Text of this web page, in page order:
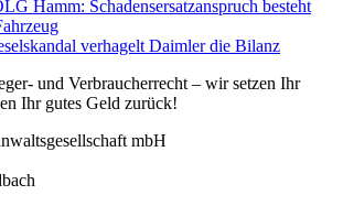
Hamm: Schadensersatzanspruch besteht
verhagelt Daimler die Bilanz
und Verbraucherrecht – wir setzen Ihr
Ihr gutes Geld zurück!
mbH